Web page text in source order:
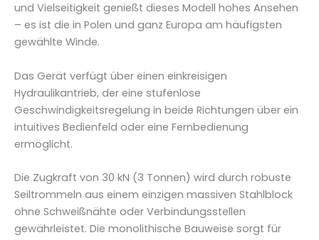
und Vielseitigkeit genießt dieses Modell hohes Ansehen
– es ist die in Polen und ganz Europa am häufigsten
gewählte Winde.
Das Gerät verfügt über einen einkreisigen
Hydraulikantrieb, der eine stufenlose
Geschwindigkeitsregelung in beide Richtungen über ein
intuitives Bedienfeld oder eine Fernbedienung
ermöglicht.
Die Zugkraft von 30 kN (3 Tonnen) wird durch robuste
Seiltrommeln aus einem einzigen massiven Stahlblock
ohne Schweißnähte oder Verbindungsstellen
gewährleistet. Die monolithische Bauweise sorgt für